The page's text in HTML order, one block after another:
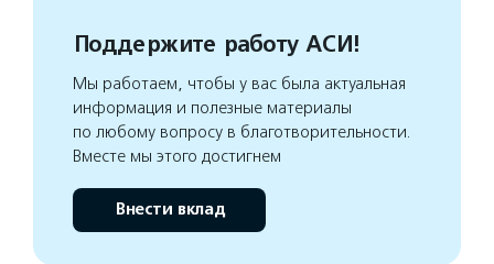
Поддержите работу АСИ!
Мы работаем, чтобы у вас была актуальная
информация и полезные материалы
по любому вопросу в благотворительности.
Вместе мы этого достигнем
Внести вклад